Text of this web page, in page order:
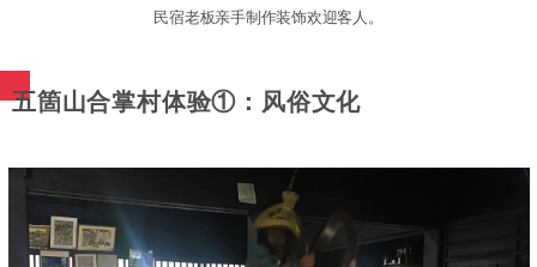
民宿老板亲手制作装饰欢迎客人。
五箇山合掌村体验①：风俗文化